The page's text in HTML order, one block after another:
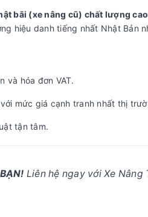
bãi (xe nâng cũ) chất lượng cao
hiệu danh tiếng nhất Nhật Bản
và hóa đơn VAT.
mức giá cạnh tranh nhất thị
tận tâm.
Liên hệ ngay với Xe